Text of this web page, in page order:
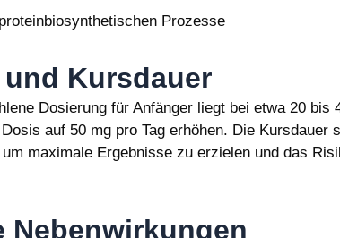
Prozesse
Kursdauer
Dosierung für Anfänger liegt bei etwa 20 bis
auf 50 mg pro Tag erhöhen. Die Kursdauer
maximale Ergebnisse zu erzielen und das
Nebenwirkungen